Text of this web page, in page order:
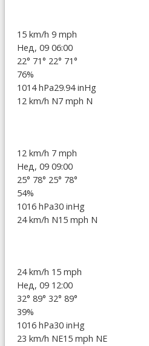
15 km/h 9 mph
Нед, 09 06:00
22° 71° 22° 71°
76%
1014 hPa29.94 inHg
12 km/h N7 mph N
12 km/h 7 mph
Нед, 09 09:00
25° 78° 25° 78°
54%
1016 hPa30 inHg
24 km/h N15 mph N
24 km/h 15 mph
Нед, 09 12:00
32° 89° 32° 89°
39%
1016 hPa30 inHg
23 km/h NE15 mph NE